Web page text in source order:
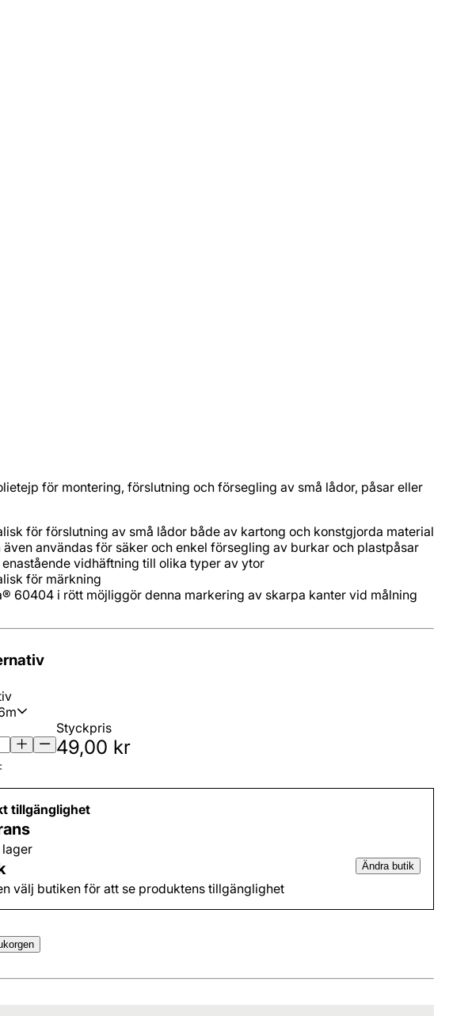
för montering, förslutning och försegling av små lådor, påsar eller
60404 i rött möjliggör denna markering av skarpa kanter vid målning
Styckpris
49,00 kr
tillgänglighet
lager
välj butiken för att se produktens tillgänglighet
Ändra butik